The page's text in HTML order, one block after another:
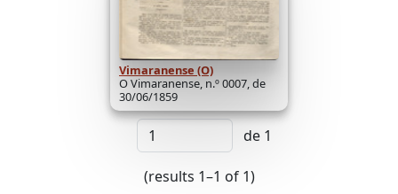
Vimaranense (O)
O Vimaranense, n.º 0007, de
30/06/1859
de 1
(results 1–1 of 1)